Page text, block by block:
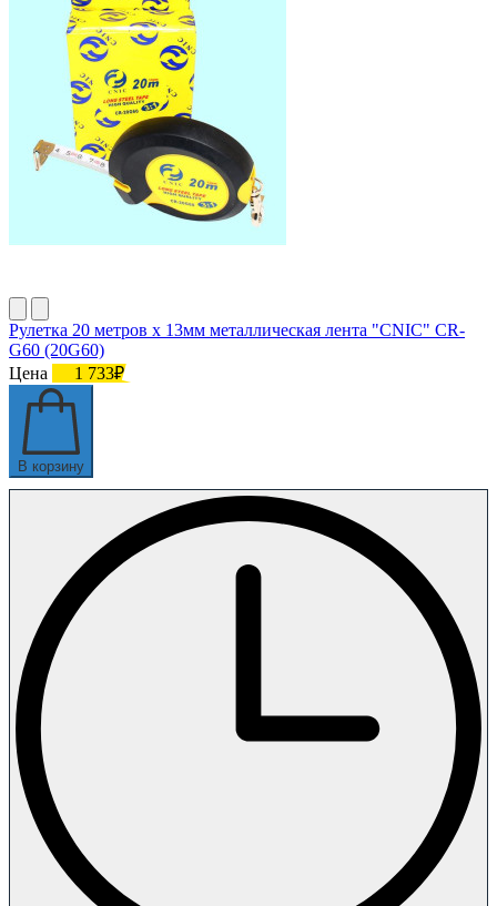
Рулетка 20 метров х 13мм металлическая лента "CNIC" CR-
G60 (20G60)
Цена
1 733₽
В корзину